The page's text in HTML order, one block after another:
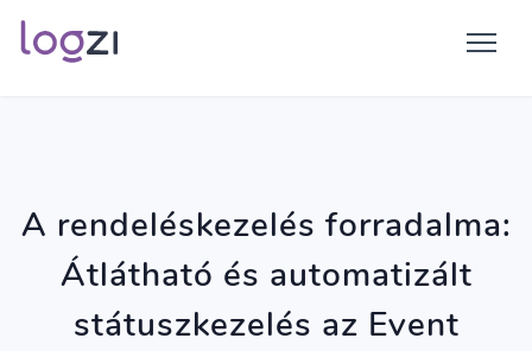
A rendeléskezelés forradalma:
Átlátható és automatizált
státuszkezelés az Event